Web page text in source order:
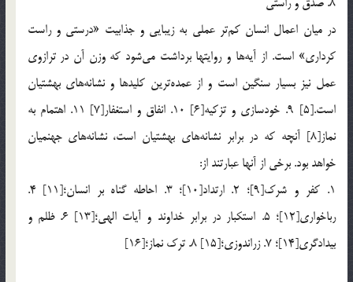
در ميان اعمال انسان كم‎تر عملي به زيبايي و جذابيت «درستي و راست
كرداري» است. از آيه‎ها و روايتها برداشت مي‎شود كه وزن آن در ترازوي
عمل نيز بسيار سنگين است و از عمده‎ترين كليدها و نشانه‎هاي بهشتيان
است.[5] 9. خودسازي و تزكيه[6] 10. انفاق و استغفار[7] 11. اهتمام به
نماز[8] آنچه كه در برابر نشانه‎هاي بهشتيان است، نشانه‎هاي جهنميان
خواهد بود. برخي از آنها عبارتند از:
1. كفر و شرك[9]؛ 2. ارتداد[10]؛ 3. احاطه گناه بر انسان؛[11] 4.
رباخواري[12]؛ 5. استكبار در برابر خداوند و آيات الهي؛[13] 6. ظلم و
بيدادگري[14]؛ 7. زراندوزي؛[15] 8. ترك نماز؛[16]